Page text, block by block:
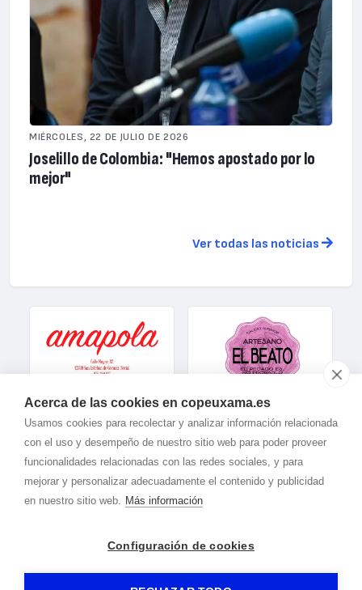
Acerca de las cookies en copeuxama.es
Usamos cookies para recolectar y analizar información relacionada
con el uso y desempeño de nuestro sitio web para poder proveer
funcionalidades relacionadas con las redes sociales, y para
mejorar y personalizar adecuadamente el contenido y publicidad
en nuestro sitio web. Más información
Configuración de cookies
MIÉRCOLES, 22 DE JULIO DE 2026
Joselillo de Colombia: "Hemos apostado por lo
mejor"
Ver todas las noticias